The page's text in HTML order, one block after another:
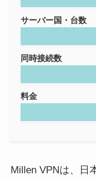
サーバー国・台数
同時接続数
料金
Millen VPNは、日